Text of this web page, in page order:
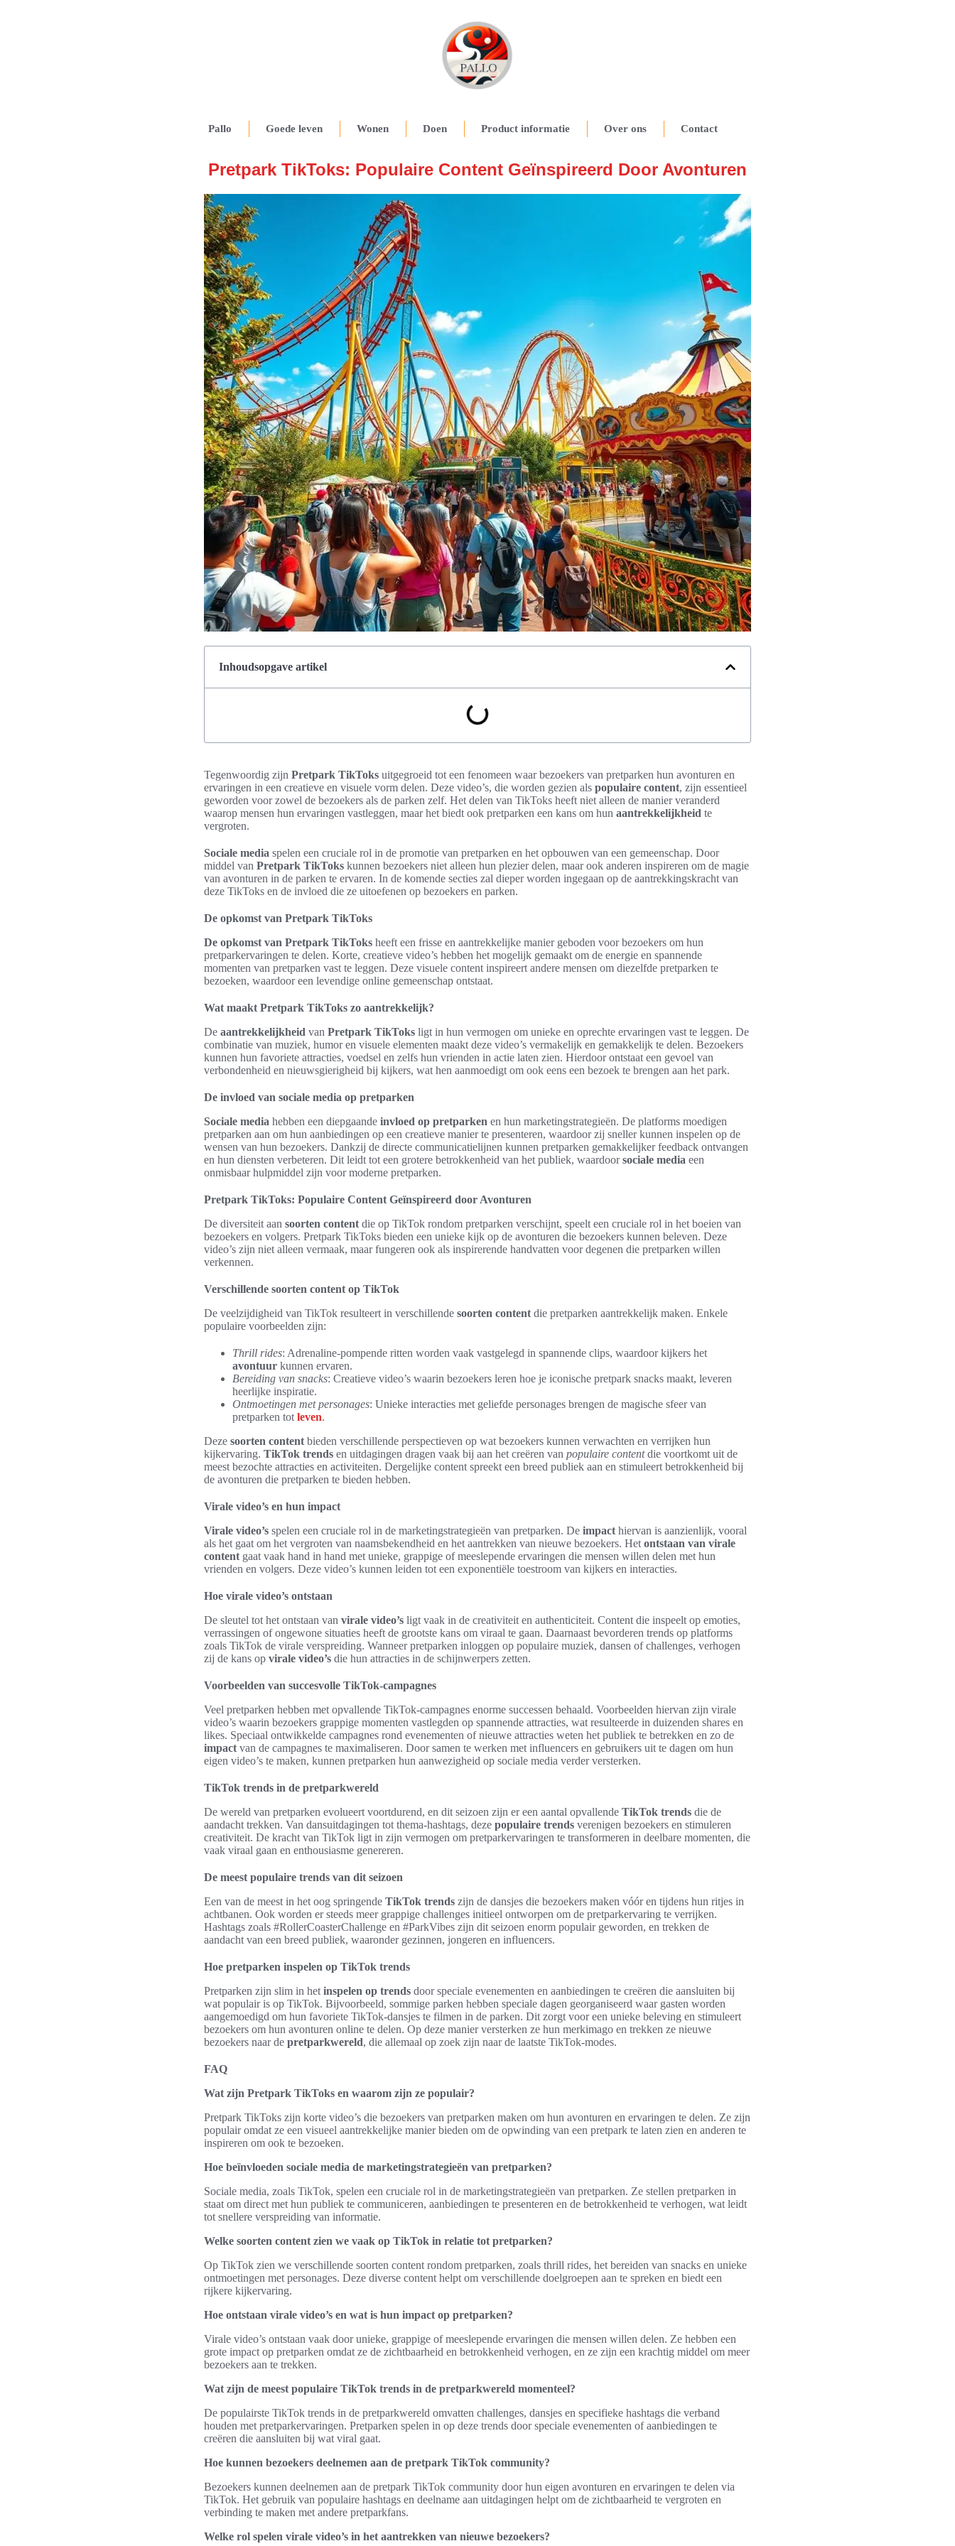
Pallo Goede leven Wonen Doen Product informatie Over ons Contact
Pretpark TikToks: Populaire Content Geïnspireerd Door Avonturen
Inhoudsopgave artikel
Tegenwoordig zijn Pretpark TikToks uitgegroeid tot een fenomeen waar bezoekers van pretparken hun avonturen en
ervaringen in een creatieve en visuele vorm delen. Deze video’s, die worden gezien als populaire content, zijn essentieel
geworden voor zowel de bezoekers als de parken zelf. Het delen van TikToks heeft niet alleen de manier veranderd
waarop mensen hun ervaringen vastleggen, maar het biedt ook pretparken een kans om hun aantrekkelijkheid te
vergroten.
Sociale media spelen een cruciale rol in de promotie van pretparken en het opbouwen van een gemeenschap. Door
middel van Pretpark TikToks kunnen bezoekers niet alleen hun plezier delen, maar ook anderen inspireren om de magie
van avonturen in de parken te ervaren. In de komende secties zal dieper worden ingegaan op de aantrekkingskracht van
deze TikToks en de invloed die ze uitoefenen op bezoekers en parken.
De opkomst van Pretpark TikToks
De opkomst van Pretpark TikToks heeft een frisse en aantrekkelijke manier geboden voor bezoekers om hun
pretparkervaringen te delen. Korte, creatieve video’s hebben het mogelijk gemaakt om de energie en spannende
momenten van pretparken vast te leggen. Deze visuele content inspireert andere mensen om diezelfde pretparken te
bezoeken, waardoor een levendige online gemeenschap ontstaat.
Wat maakt Pretpark TikToks zo aantrekkelijk?
De aantrekkelijkheid van Pretpark TikToks ligt in hun vermogen om unieke en oprechte ervaringen vast te leggen. De
combinatie van muziek, humor en visuele elementen maakt deze video’s vermakelijk en gemakkelijk te delen. Bezoekers
kunnen hun favoriete attracties, voedsel en zelfs hun vrienden in actie laten zien. Hierdoor ontstaat een gevoel van
verbondenheid en nieuwsgierigheid bij kijkers, wat hen aanmoedigt om ook eens een bezoek te brengen aan het park.
De invloed van sociale media op pretparken
Sociale media hebben een diepgaande invloed op pretparken en hun marketingstrategieën. De platforms moedigen
pretparken aan om hun aanbiedingen op een creatieve manier te presenteren, waardoor zij sneller kunnen inspelen op de
wensen van hun bezoekers. Dankzij de directe communicatielijnen kunnen pretparken gemakkelijker feedback ontvangen
en hun diensten verbeteren. Dit leidt tot een grotere betrokkenheid van het publiek, waardoorsociale media een
onmisbaar hulpmiddel zijn voor moderne pretparken.
Pretpark TikToks: Populaire Content Geïnspireerd door Avonturen
De diversiteit aan soorten content die op TikTok rondom pretparken verschijnt, speelt een cruciale rol in het boeien van
bezoekers en volgers. Pretpark TikToks bieden een unieke kijk op de avonturen die bezoekers kunnen beleven. Deze
video’s zijn niet alleen vermaak, maar fungeren ook als inspirerende handvatten voor degenen die pretparken willen
verkennen.
Verschillende soorten content op TikTok
De veelzijdigheid van TikTok resulteert in verschillende soorten content die pretparken aantrekkelijk maken. Enkele
populaire voorbeelden zijn:
Thrill rides: Adrenaline-pompende ritten worden vaak vastgelegd in spannende clips, waardoor kijkers het
avontuur kunnen ervaren.
Bereiding van snacks: Creatieve video’s waarin bezoekers leren hoe je iconische pretpark snacks maakt, leveren
heerlijke inspiratie.
Ontmoetingen met personages: Unieke interacties met geliefde personages brengen de magische sfeer van
pretparken tot leven.
Deze soorten content bieden verschillende perspectieven op wat bezoekers kunnen verwachten en verrijken hun
kijkervaring. TikTok trends en uitdagingen dragen vaak bij aan het creëren van populaire contentdie voortkomt uit de
meest bezochte attracties en activiteiten. Dergelijke content spreekt een breed publiek aan en stimuleert betrokkenheid bij
de avonturen die pretparken te bieden hebben.
Virale video’s en hun impact
Virale video’s spelen een cruciale rol in de marketingstrategieën van pretparken. De impact hiervan is aanzienlijk, vooral
als het gaat om het vergroten van naamsbekendheid en het aantrekken van nieuwe bezoekers. Het ontstaan van virale
content gaat vaak hand in hand met unieke, grappige of meeslepende ervaringen die mensen willen delen met hun
vrienden en volgers. Deze video’s kunnen leiden tot een exponentiële toestroom van kijkers en interacties.
Hoe virale video’s ontstaan
De sleutel tot het ontstaan van virale video’s ligt vaak in de creativiteit en authenticiteit. Content die inspeelt op emoties,
verrassingen of ongewone situaties heeft de grootste kans om viraal te gaan. Daarnaast bevorderen trends op platforms
zoals TikTok de virale verspreiding. Wanneer pretparken inloggen op populaire muziek, dansen of challenges, verhogen
zij de kans op virale video’s die hun attracties in de schijnwerpers zetten.
Voorbeelden van succesvolle TikTok-campagnes
Veel pretparken hebben met opvallende TikTok-campagnes enorme successen behaald. Voorbeelden hiervan zijn virale
video’s waarin bezoekers grappige momenten vastlegden op spannende attracties, wat resulteerde in duizenden shares en
likes. Speciaal ontwikkelde campagnes rond evenementen of nieuwe attracties weten het publiek te betrekken en zo de
impact van de campagnes te maximaliseren. Door samen te werken met influencers en gebruikers uit te dagen om hun
eigen video’s te maken, kunnen pretparken hun aanwezigheid op sociale media verder versterken.
TikTok trends in de pretparkwereld
De wereld van pretparken evolueert voortdurend, en dit seizoen zijn er een aantal opvallende TikTok trends die de
aandacht trekken. Van dansuitdagingen tot thema-hashtags, deze populaire trends verenigen bezoekers en stimuleren
creativiteit. De kracht van TikTok ligt in zijn vermogen om pretparkervaringen te transformeren in deelbare momenten, die
vaak viraal gaan en enthousiasme genereren.
De meest populaire trends van dit seizoen
Een van de meest in het oog springende TikTok trends zijn de dansjes die bezoekers maken vóór en tijdens hun ritjes in
achtbanen. Ook worden er steeds meer grappige challenges initieel ontworpen om de pretparkervaring te verrijken.
Hashtags zoals #RollerCoasterChallenge en #ParkVibes zijn dit seizoen enorm populair geworden, en trekken de
aandacht van een breed publiek, waaronder gezinnen, jongeren en influencers.
Hoe pretparken inspelen op TikTok trends
Pretparken zijn slim in het inspelen op trends door speciale evenementen en aanbiedingen te creëren die aansluiten bij
wat populair is op TikTok. Bijvoorbeeld, sommige parken hebben speciale dagen georganiseerd waar gasten worden
aangemoedigd om hun favoriete TikTok-dansjes te filmen in de parken. Dit zorgt voor een unieke beleving en stimuleert
bezoekers om hun avonturen online te delen. Op deze manier versterken ze hun merkimago en trekken ze nieuwe
bezoekers naar de pretparkwereld, die allemaal op zoek zijn naar de laatste TikTok-modes.
FAQ
Wat zijn Pretpark TikToks en waarom zijn ze populair?
Pretpark TikToks zijn korte video’s die bezoekers van pretparken maken om hun avonturen en ervaringen te delen. Ze zijn
populair omdat ze een visueel aantrekkelijke manier bieden om de opwinding van een pretpark te laten zien en anderen te
inspireren om ook te bezoeken.
Hoe beïnvloeden sociale media de marketingstrategieën van pretparken?
Sociale media, zoals TikTok, spelen een cruciale rol in de marketingstrategieën van pretparken. Ze stellen pretparken in
staat om direct met hun publiek te communiceren, aanbiedingen te presenteren en de betrokkenheid te verhogen, wat leidt
tot snellere verspreiding van informatie.
Welke soorten content zien we vaak op TikTok in relatie tot pretparken?
Op TikTok zien we verschillende soorten content rondom pretparken, zoals thrill rides, het bereiden van snacks en unieke
ontmoetingen met personages. Deze diverse content helpt om verschillende doelgroepen aan te spreken en biedt een
rijkere kijkervaring.
Hoe ontstaan virale video’s en wat is hun impact op pretparken?
Virale video’s ontstaan vaak door unieke, grappige of meeslepende ervaringen die mensen willen delen. Ze hebben een
grote impact op pretparken omdat ze de zichtbaarheid en betrokkenheid verhogen, en ze zijn een krachtig middel om meer
bezoekers aan te trekken.
Wat zijn de meest populaire TikTok trends in de pretparkwereld momenteel?
De populairste TikTok trends in de pretparkwereld omvatten challenges, dansjes en specifieke hashtags die verband
houden met pretparkervaringen. Pretparken spelen in op deze trends door speciale evenementen of aanbiedingen te
creëren die aansluiten bij wat viral gaat.
Hoe kunnen bezoekers deelnemen aan de pretpark TikTok community?
Bezoekers kunnen deelnemen aan de pretpark TikTok community door hun eigen avonturen en ervaringen te delen via
TikTok. Het gebruik van populaire hashtags en deelname aan uitdagingen helpt om de zichtbaarheid te vergroten en
verbinding te maken met andere pretparkfans.
Welke rol spelen virale video’s in het aantrekken van nieuwe bezoekers?